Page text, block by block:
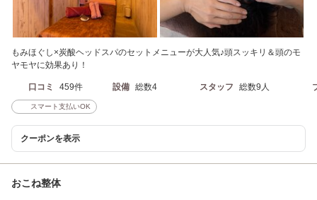
もみほぐし×炭酸ヘッドスパのセットメニューが大人気♪頭スッキリ＆頭のモ
ヤモヤに効果あり！
口コミ 459件 設備 総数4 スタッフ 総数9人
スマート支払いOK
クーポンを表示
おこね整体